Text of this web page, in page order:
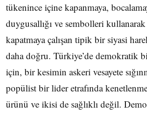
tükenince içine kapanmaya,
duygusallığı ve sembolleri
kapatmaya çalışan tipik bir siyasi
daha doğru. Türkiye’de demokratik
için, bir kesimin askeri vesayete
popülist bir lider etrafında
ürünü ve ikisi de sağlıklı değil.